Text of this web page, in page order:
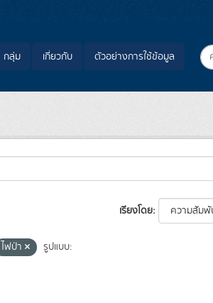
กลุ่ม เกี่ยวกับ ตัวอย่างการใช้ข้อมูล
เรียงโดย
ไฟป่า
รูปแบบ: